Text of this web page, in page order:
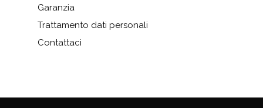
Garanzia
Trattamento dati personali
Contattaci